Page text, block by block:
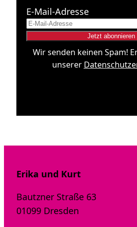
E-Mail-Adresse
Wir senden keinen Spam!
unserer
Erika und Kurt
Bautzner Straße 63
01099 Dresden